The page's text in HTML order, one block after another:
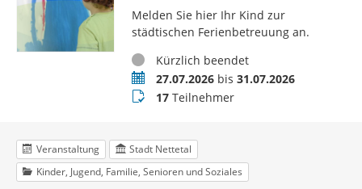
Melden Sie hier Ihr Kind zur
städtischen Ferienbetreuung an.
StatusKürzlich beendet
Termin27.07.2026bis 31.07.2026
Teilnehmer
17Teilnehmer
Veranstaltung
Stadt Nettetal
Kinder, Jugend, Familie, Senioren und Soziales